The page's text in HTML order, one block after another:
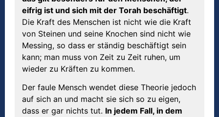
eifrig ist und sich mit der Torah beschäftigt.
Die Kraft des Menschen ist nicht wie die Kraft
von Steinen und seine Knochen sind nicht wie
Messing, so dass er ständig beschäftigt sein
kann; man muss von Zeit zu Zeit ruhen, um
wieder zu Kräften zu kommen.
Der faule Mensch wendet diese Theorie jedoch
auf sich an und macht sie sich so zu eigen,
dass er gar nichts tut. In jedem Fall, in dem